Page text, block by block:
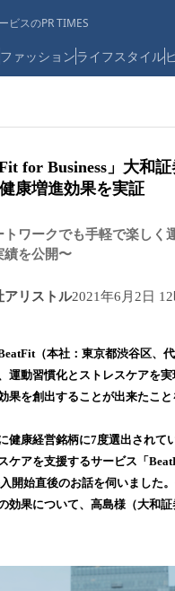
ビスのPR TIMES
ファッションライフスタイル
for Business」大和
康増進効果を実証
トワークでも手軽で楽しく
績を公開〜
アリストル2021年6月2日
（本社：東京都渋谷区、
運動習慣化とストレスケアを
果を創出することが出来たこと
健康経営銘柄に7度選出されて
ケアを支援するサービス「
開始直後のお話を伺いました
効果について、高島様（大和